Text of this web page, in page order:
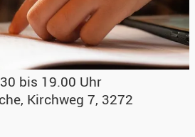
bis 19.00 Uhr
, Kirchweg 7, 3272